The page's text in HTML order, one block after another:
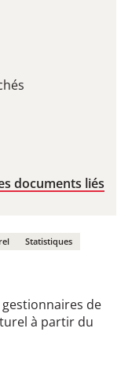
documents liés
Statistiques
de
à partir du